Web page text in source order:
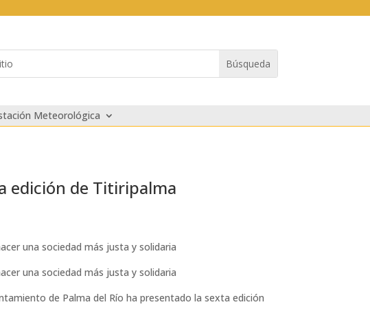
Meteorológica
edición de Titiripalma
una sociedad más justa y solidaria
una sociedad más justa y solidaria
de Palma del Río ha presentado la sexta edición